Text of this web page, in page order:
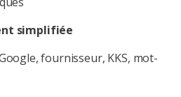
simplifiée
fournisseur, KKS, mot-